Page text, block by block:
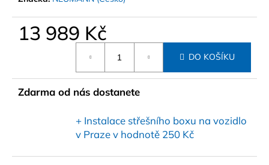
13 989 Kč
DO KOŠÍKU
Zdarma od nás dostanete
+ Instalace střešního boxu na vozidlo
v Prazev hodnotě 250 Kč